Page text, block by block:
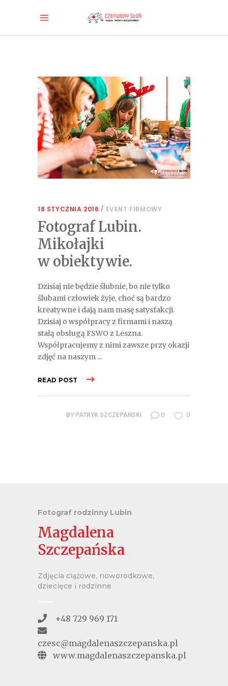
18 STYCZNIA 2016 EVENT FIRMOWY
Fotograf Lubin.
Mikołajki
w obiektywie.
Dzisiaj nie będzie ślubnie, bo nie tylko
ślubami człowiek żyje, choć są bardzo
kreatywne i dają nam masę satysfakcji.
Dzisiaj o współpracy z firmami i naszą
stałą obsługą FSWO z Leszna.
Współpracujemy z nimi zawsze przy okazji
zdjęć na naszym
READ POST
BY PATRYK SZCZEPAŃSKI 0 0
Fotograf rodzinny Lubin
Magdalena
Szczepańska
Zdjęcia ciążowe, noworodkowe,
dziecięce i rodzinne
+48 729 969 171
czesc@magdalenaszczepanska.pl
www.magdalenaszczepanska.pl